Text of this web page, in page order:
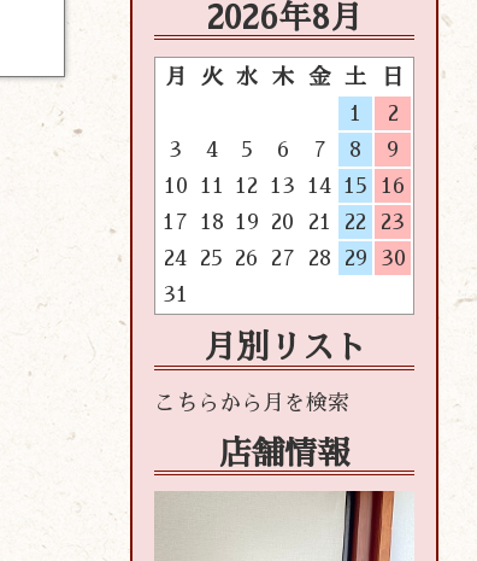
2026年8月
月 火 水 木 金 土
日
1
2
3
4 5 6 7 8
9
10
11 12 13 14 15
16
17
18 19 20 21 22
23
24
25 26 27 28 29
30
31
月別リスト
店舗情報